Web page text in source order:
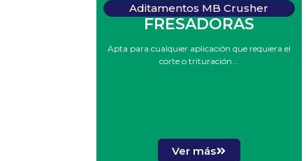
Aditamentos MB Crusher
FRESADORAS
Apta para cualquier aplicación que requiera el
corte o trituración...
Ver más